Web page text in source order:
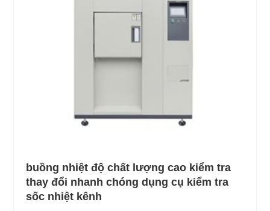
buồng nhiệt độ chất lượng cao kiểm tra
thay đổi nhanh chóng dụng cụ kiểm tra
sốc nhiệt kênh